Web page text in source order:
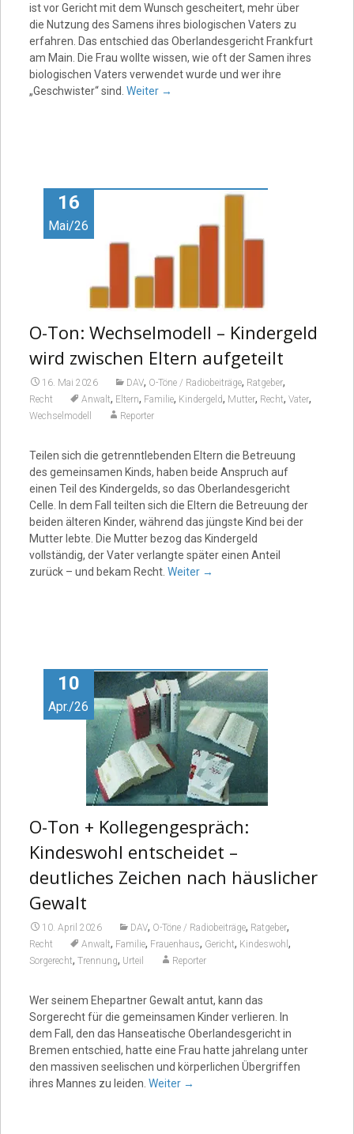
ist vor Gericht mit dem Wunsch gescheitert, mehr über
die Nutzung des Samens ihres biologischen Vaters zu
erfahren. Das entschied das Oberlandesgericht Frankfurt
am Main. Die Frau wollte wissen, wie oft der Samen ihres
biologischen Vaters verwendet wurde und wer ihre
„Geschwister“ sind. Weiter →
16
Mai/26
O-Ton: Wechselmodell – Kindergeld
wird zwischen Eltern aufgeteilt
16. Mai 2026 DAV, O-Töne / Radiobeiträge, Ratgeber,
Recht Anwalt, Eltern, Familie, Kindergeld, Mutter, Recht, Vater,
Wechselmodell Reporter
Teilen sich die getrenntlebenden Eltern die Betreuung
des gemeinsamen Kinds, haben beide Anspruch auf
einen Teil des Kindergelds, so das Oberlandesgericht
Celle. In dem Fall teilten sich die Eltern die Betreuung der
beiden älteren Kinder, während das jüngste Kind bei der
Mutter lebte. Die Mutter bezog das Kindergeld
vollständig, der Vater verlangte später einen Anteil
zurück – und bekam Recht. Weiter →
10
Apr./26
O-Ton + Kollegengespräch:
Kindeswohl entscheidet –
deutliches Zeichen nach häuslicher
Gewalt
10. April 2026 DAV, O-Töne / Radiobeiträge, Ratgeber,
Recht Anwalt, Familie, Frauenhaus, Gericht, Kindeswohl ,
Sorgerecht, Trennung, Urteil Reporter
Wer seinem Ehepartner Gewalt antut, kann das
Sorgerecht für die gemeinsamen Kinder verlieren. In
dem Fall, den das Hanseatische Oberlandesgericht in
Bremen entschied, hatte eine Frau hatte jahrelang unter
den massiven seelischen und körperlichen Übergriffen
ihres Mannes zu leiden. Weiter →